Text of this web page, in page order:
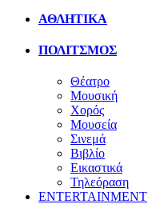
ΑΘΛΗΤΙΚΑ
ΠΟΛΙΤΣΜΟΣ
Θέατρο
Μουσική
Χορός
Μουσεία
Σινεμά
Βιβλίο
Εικαστικά
Τηλεόραση
ENTERTAINMENT